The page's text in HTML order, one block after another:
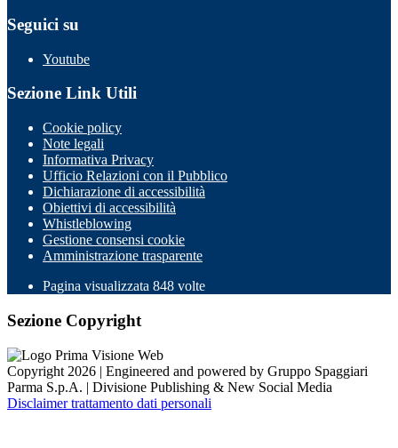
Seguici su
Youtube
Sezione Link Utili
Cookie policy
Note legali
Informativa Privacy
Ufficio Relazioni con il Pubblico
Dichiarazione di accessibilità
Obiettivi di accessibilità
Whistleblowing
Gestione consensi cookie
Amministrazione trasparente
Pagina visualizzata 848 volte
Sezione Copyright
Copyright 2026 | Engineered and powered by Gruppo Spaggiari
Parma S.p.A. | Divisione Publishing & New Social Media
Disclaimer trattamento dati personali